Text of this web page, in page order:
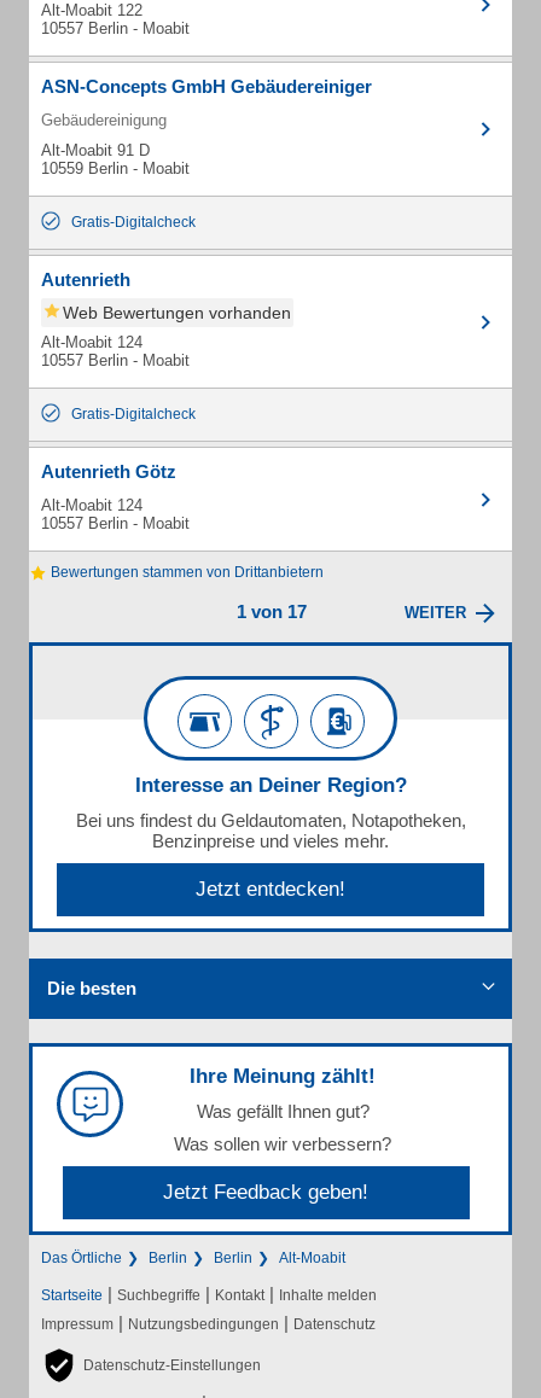
Alt-Moabit 122
10557 Berlin - Moabit
ASN-Concepts GmbH Gebäudereiniger
Gebäudereinigung
Alt-Moabit 91 D
10559 Berlin - Moabit
Gratis-Digitalcheck
Autenrieth
Web Bewertungen vorhanden
Alt-Moabit 124
10557 Berlin - Moabit
Gratis-Digitalcheck
Autenrieth Götz
Alt-Moabit 124
10557 Berlin - Moabit
Bewertungen stammen von Drittanbietern
1 von 17 WEITER
Interesse an Deiner Region?
Bei uns findest du Geldautomaten, Notapotheken,
Benzinpreise und vieles mehr.
Jetzt entdecken!
Die besten
Ihre Meinung zählt!
Was gefällt Ihnen gut?
Was sollen wir verbessern?
Jetzt Feedback geben!
Das Örtliche Berlin Berlin Alt-Moabit
Startseite | Suchbegriffe | Kontakt | Inhalte melden
Impressum | Nutzungsbedingungen | Datenschutz
Datenschutz-Einstellungen